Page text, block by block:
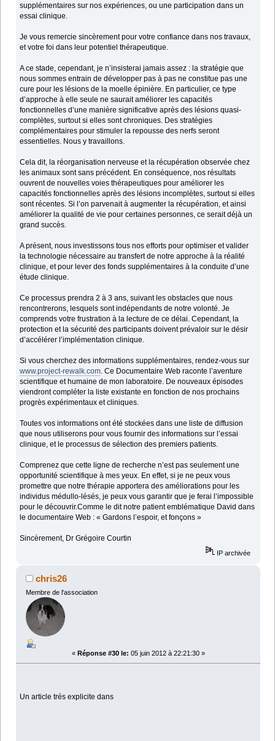
supplémentaires sur nos expériences, ou une participation dans un
essai clinique.
Je vous remercie sincèrement pour votre confiance dans nos travaux,
et votre foi dans leur potentiel thérapeutique.
A ce stade, cependant, je n’insisterai jamais assez : la stratégie que
nous sommes entrain de développer pas à pas ne constitue pas une
cure pour les lésions de la moelle épinière. En particulier, ce type
d’approche à elle seule ne saurait améliorer les capacités
fonctionnelles d’une manière significative après des lésions quasi-
complètes, surtout si elles sont chroniques. Des stratégies
complémentaires pour stimuler la repousse des nerfs seront
essentielles. Nous y travaillons.
Cela dit, la réorganisation nerveuse et la récupération observée chez
les animaux sont sans précédent. En conséquence, nos résultats
ouvrent de nouvelles voies thérapeutiques pour améliorer les
capacités fonctionnelles après des lésions incomplètes, surtout si elles
sont récentes. Si l’on parvenait à augmenter la récupération, et ainsi
améliorer la qualité de vie pour certaines personnes, ce serait déjà un
grand succès.
A présent, nous investissons tous nos efforts pour optimiser et valider
la technologie nécessaire au transfert de notre approche à la réalité
clinique, et pour lever des fonds supplémentaires à la conduite d’une
étude clinique.
Ce processus prendra 2 à 3 ans, suivant les obstacles que nous
rencontrerons, lesquels sont indépendants de notre volonté. Je
comprends votre frustration à la lecture de ce délai. Cependant, la
protection et la sécurité des participants doivent prévaloir sur le désir
d’accélérer l’implémentation clinique.
Si vous cherchez des informations supplémentaires, rendez-vous sur
www.project-rewalk.com. Ce Documentaire Web raconte l’aventure
scientifique et humaine de mon laboratoire. De nouveaux épisodes
viendront compléter la liste existante en fonction de nos prochains
progrès expérimentaux et cliniques.
Toutes vos informations ont été stockées dans une liste de diffusion
que nous utiliserons pour vous fournir des informations sur l’essai
clinique, et le processus de sélection des premiers patients.
Comprenez que cette ligne de recherche n’est pas seulement une
opportunité scientifique à mes yeux. En effet, si je ne peux vous
promettre que notre thérapie apportera des améliorations pour les
individus médullo-lésés, je peux vous garantir que je ferai l’impossible
pour le découvrir.Comme le dit notre patient emblématique David dans
le documentaire Web : « Gardons l’espoir, et fonçons »
Sincèrement, Dr Grégoire Courtin
IP archivée
chris26
Membre de l'association
« Réponse #30 le: 05 juin 2012 à 22:21:30 »
Un article trés explicite dans